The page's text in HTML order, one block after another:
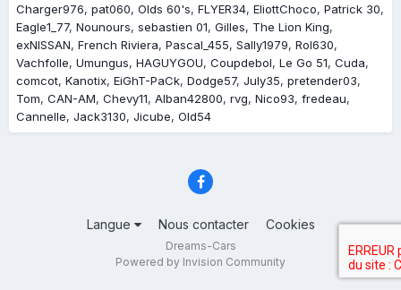
Charger976 pat060 Olds 60's FLYER34 EliottChoco Patrick 30
Eagle1_77 Nounours sebastien 01 Gilles
The Lion King
exNISSAN French Riviera Pascal_455 Sally1979 Rol630
Vachfolle Umungus HAGUYGOU Coupdebol Le Go 51 Cuda
comcot Kanotix EiGhT-PaCk Dodge57 July35 pretender03
Tom CAN-AM Chevy11 Alban42800 rvg Nico93 fredeau
Cannelle Jack3130 Jicube Old54
Langue Nous contacter Cookies
Dreams-Cars
Powered by Invision Community